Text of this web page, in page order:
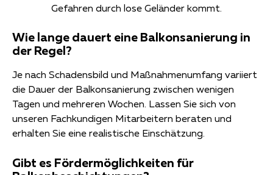
Gefahren durch lose Geländer kommt.
Wie lange dauert eine Balkonsanierung in
der Regel?
Je nach Schadensbild und Maßnahmenumfang variiert
die Dauer der Balkonsanierung zwischen wenigen
Tagen und mehreren Wochen. Lassen Sie sich von
unseren Fachkundigen Mitarbeitern beraten und
erhalten Sie eine realistische Einschätzung.
Gibt es Fördermöglichkeiten für